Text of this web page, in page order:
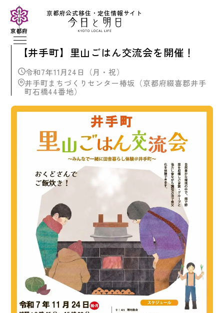
京都府公式移住・定住情報サイト
京都府
【井手町】里山ごはん交流会を開催！
令和7年11月24日（月・祝）
井手町まちづくりセンター椿坂（京都府綴喜郡井手
町石橋44番地）